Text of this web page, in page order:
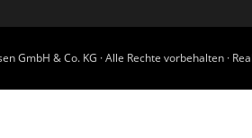
GmbH & Co. KG · Alle Rechte vorbehalten ·